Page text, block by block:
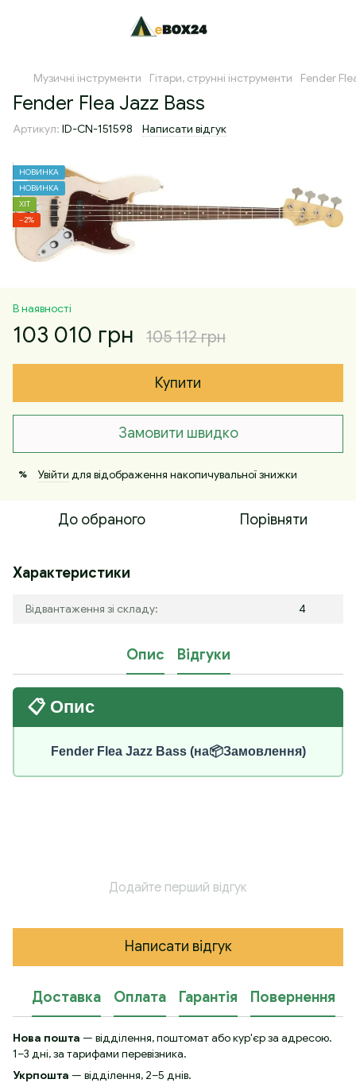
Музичні інструменти Гітари, струнні інструменти Fender
Fender Flea Jazz Bass
Артикул: ID-CN-151598 Написати відгук
НОВИНКА
НОВИНКА
ХІТ
−2%
В наявності
103 010 грн 105 112 грн
Купити
Замовити швидко
% Увійти для відображення накопичувальної знижки
До обраного Порівняти
Характеристики
Відвантаження зі складу: 4
Опис Відгуки
📋 Опис
Fender Flea Jazz Bass (на📦Замовлення)
Додайте перший відгук
Написати відгук
Доставка Оплата Гарантія Повернення
Нова пошта — відділення, поштомат або кур'єр за адресою.
1–3 дні, за тарифами перевізника.
Укрпошта — відділення, 2–5 днів.